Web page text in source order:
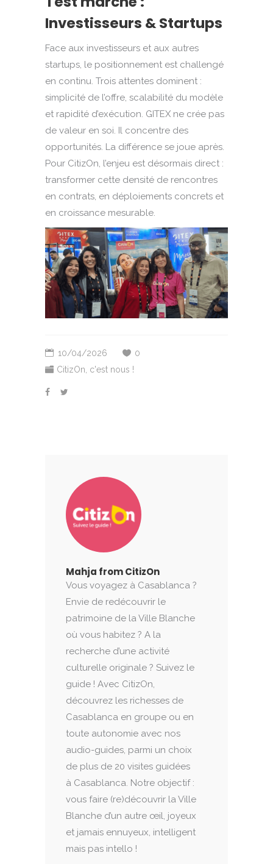
Investisseurs & Startups
Face aux investisseurs et aux autres
startups, le positionnement est challengé
en continu. Trois attentes dominent :
simplicité de l’offre, scalabilité du modèle
et rapidité d’exécution. GITEX ne crée pas
de valeur en soi. Il concentre des
opportunités. La différence se joue après.
Pour CitizOn, l’enjeu est désormais direct :
transformer cette densité de rencontres
en contrats, en déploiements concrets et
en croissance mesurable.
10/04/2026
0
CitizOn, c'est nous !
Mahja from CitizOn
Vous voyagez à Casablanca ?
Envie de redécouvrir le
patrimoine de la Ville Blanche
où vous habitez ? A la
recherche d’une activité
culturelle originale ? Suivez le
guide ! Avec CitizOn,
découvrez les richesses de
Casablanca en groupe ou en
toute autonomie avec nos
audio-guides, parmi un choix
de plus de 20 visites guidées
à Casablanca. Notre objectif :
vous faire (re)découvrir la Ville
Blanche d’un autre œil, joyeux
et jamais ennuyeux, intelligent
mais pas intello !